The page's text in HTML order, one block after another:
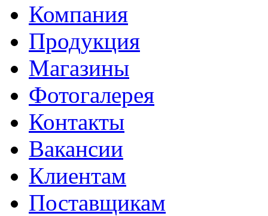
Компания
Продукция
Магазины
Фотогалерея
Контакты
Вакансии
Клиентам
Поставщикам